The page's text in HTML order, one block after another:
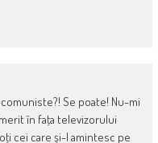
Se poate! Nu-mi
în faţa televizorului
cei care şi-l amintesc pe